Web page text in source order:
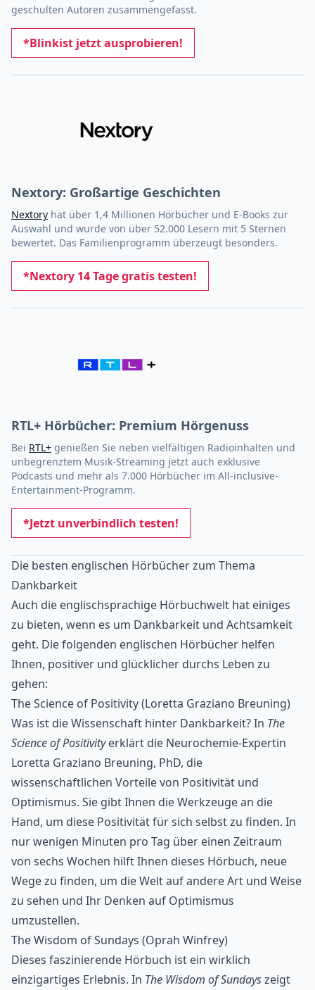
geschulten Autoren zusammengefasst.
*Blinkist jetzt ausprobieren!
Nextory: Großartige Geschichten
Nextory hat über 1,4 Millionen Hörbücher und E-Books zur
Auswahl und wurde von über 52.000 Lesern mit 5 Sternen
bewertet. Das Familienprogramm überzeugt besonders.
*Nextory 14 Tage gratis testen!
RTL+ Hörbücher: Premium Hörgenuss
Bei RTL+ genießen Sie neben vielfältigen Radioinhalten und
unbegrenztem Musik-Streaming jetzt auch exklusive
Podcasts und mehr als 7.000 Hörbücher im All-inclusive-
Entertainment-Programm.
*Jetzt unverbindlich testen!
Die besten englischen Hörbücher zum Thema
Dankbarkeit
Auch die englischsprachige Hörbuchwelt hat einiges
zu bieten, wenn es um Dankbarkeit und Achtsamkeit
geht. Die folgenden englischen Hörbücher helfen
Ihnen, positiver und glücklicher durchs Leben zu
gehen:
The Science of Positivity (Loretta Graziano Breuning)
Was ist die Wissenschaft hinter Dankbarkeit? In The
Science of Positivityerklärt die Neurochemie-Expertin
Loretta Graziano Breuning, PhD, die
wissenschaftlichen Vorteile von Positivität und
Optimismus. Sie gibt Ihnen die Werkzeuge an die
Hand, um diese Positivität für sich selbst zu finden. In
nur wenigen Minuten pro Tag über einen Zeitraum
von sechs Wochen hilft Ihnen dieses Hörbuch, neue
Wege zu finden, um die Welt auf andere Art und Weise
zu sehen und Ihr Denken auf Optimismus
umzustellen.
The Wisdom of Sundays (Oprah Winfrey)
Dieses faszinierende Hörbuch ist ein wirklich
einzigartiges Erlebnis. In The Wisdom of Sundayszeigt